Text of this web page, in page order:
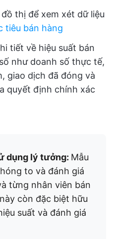
thị để xem xét dữ liệu
tiêu bán hàng
tiết về hiệu suất bán
như doanh số thực tế,
giao dịch đã đóng và
quyết định chính xác
dụng lý tưởng: Mẫu
to và đánh giá
từng nhân viên bán
còn đặc biệt hữu
suất và đánh giá